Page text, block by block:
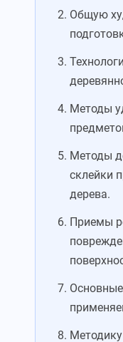
Общую
Методы
Методы
склейки
дерева.
Приемы